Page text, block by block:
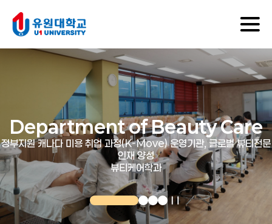
Department of Beauty Care
정부지원 캐나다 미용 취업 과정(K-Move) 운영기관, 글로벌 뷰티전문
인재 양성
뷰티케어학과